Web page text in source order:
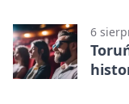
6